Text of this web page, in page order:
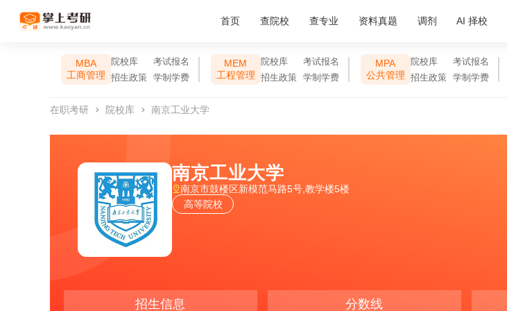
首页 查院校 查专业 资料真题 调剂 AI 择校
MBA
工商管理
院校库
考试报名
招生政策
学制学费
MEM
工程管理
院校库
考试报名
招生政策
学制学费
MPA
公共管理
院校库
考试报名
招生政策
学制学费
在职考研 院校库 南京工业大学
南京工业大学
南京市鼓楼区新模范马路5号,教学楼5楼
高等院校
招生信息 分数线